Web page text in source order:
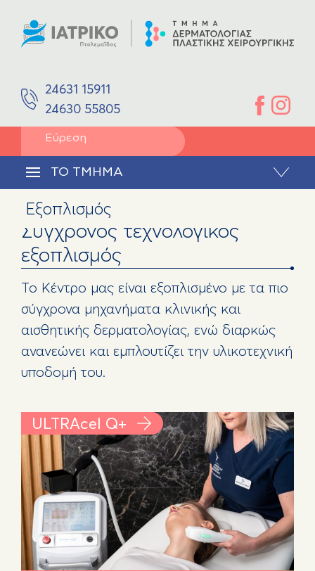
24631 15911
24630 55805
TO TMHMA
ΙΑΤΡΟΙ
ΙΩΑΝΝΗΣ ΚΑΛΟΥΔΗΣ
Αφροδισιολογία
Παιδοδερματολογία
Πλαστική Χειρουργική
Αναδόμηση/Ανάπλαση Προσώπου
Ανάπλαση Σώματος
Laser Αποτρίχωσης
ΕΠΙΚΟΙΝΩΝΙΑ
Εξοπλισμός
Σύγχρονος τεχνολογικός
εξοπλισμός
Το Κέντρο μας είναι εξοπλισμένο με τα πιο
σύγχρονα μηχανήματα κλινικής και
αισθητικής δερματολογίας, ενώ διαρκώς
ανανεώνει και εμπλουτίζει την υλικοτεχνική
υποδομή του.
ULTRAcel Q+